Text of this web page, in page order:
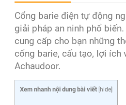
Cổng barie điện tự động
giải pháp an ninh phổ
cung cấp cho bạn những
cổng barie, cấu tạo, lợi ích
Achaudoor.
Xem nhanh nội dung bài viết hide